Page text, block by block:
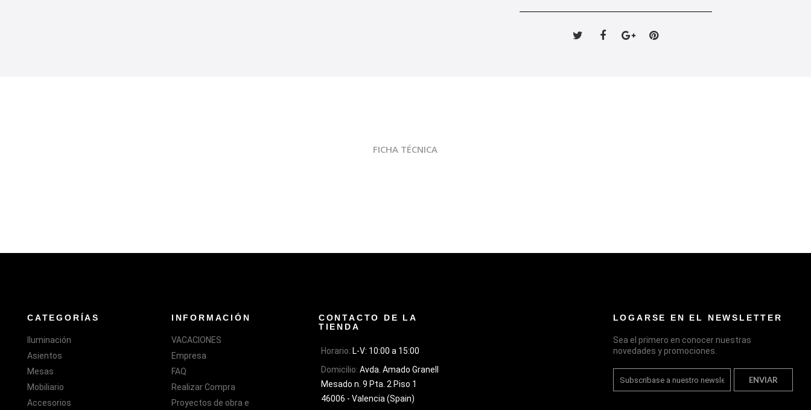
Tweet CompartirGoogle+
FICHA TÉCNICA
LOGARSE EN EL NEWSLETTER
Sea el primero en conocer nuestras
novedades y promociones.
ENVIAR
CATEGORÍAS
Iluminación
Asientos
Mesas
Mobiliario
Accesorios
INFORMACIÓN
VACACIONES
Empresa
FAQ
Realizar Compra
Proyectos de obra e
CONTACTO DE LA
TIENDA
Horario: L-V: 10:00 a 15:00
Domicilio: Avda. Amado Granell
Mesado n. 9 Pta. 2 Piso 1
46006 - Valencia (Spain)